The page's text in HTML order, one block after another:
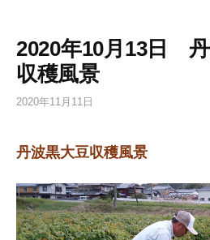
2020年10月13日
収穫風景
2020年11月11日
丹波黒大豆収穫風景